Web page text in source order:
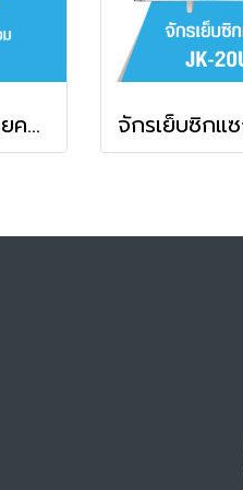
จักรเย็บเจียรปกตัดด้ายคอม JACK รุ่น JK-5559F-W